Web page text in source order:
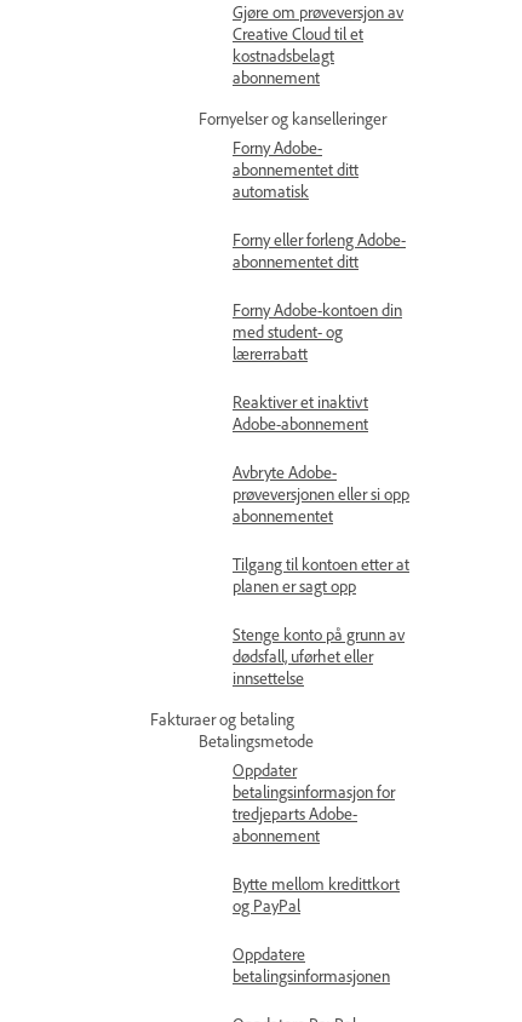
Gjøre om prøveversjon av
Creative Cloud til et
kostnadsbelagt
abonnement
Fornyelser og kanselleringer
Forny Adobe-
abonnementet ditt
automatisk
Forny eller forleng Adobe-
abonnementet ditt
Forny Adobe-kontoen din
med student- og
lærerrabatt
Reaktiver et inaktivt
Adobe-abonnement
Avbryte Adobe-
prøveversjonen eller si opp
abonnementet
Tilgang til kontoen etter at
planen er sagt opp
Stenge konto på grunn av
dødsfall, uførhet eller
innsettelse
Fakturaer og betaling
Betalingsmetode
Oppdater
betalingsinformasjon for
tredjeparts Adobe-
abonnement
Bytte mellom kredittkort
og PayPal
Oppdatere
betalingsinformasjonen